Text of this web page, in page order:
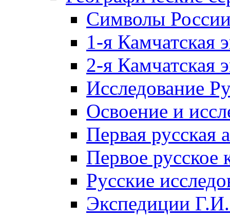
Символы
1-я Камчатская
2-я Камчатская
Исследование
Освоение и
Первая русская
Первое русское
Русские
Экспедиции